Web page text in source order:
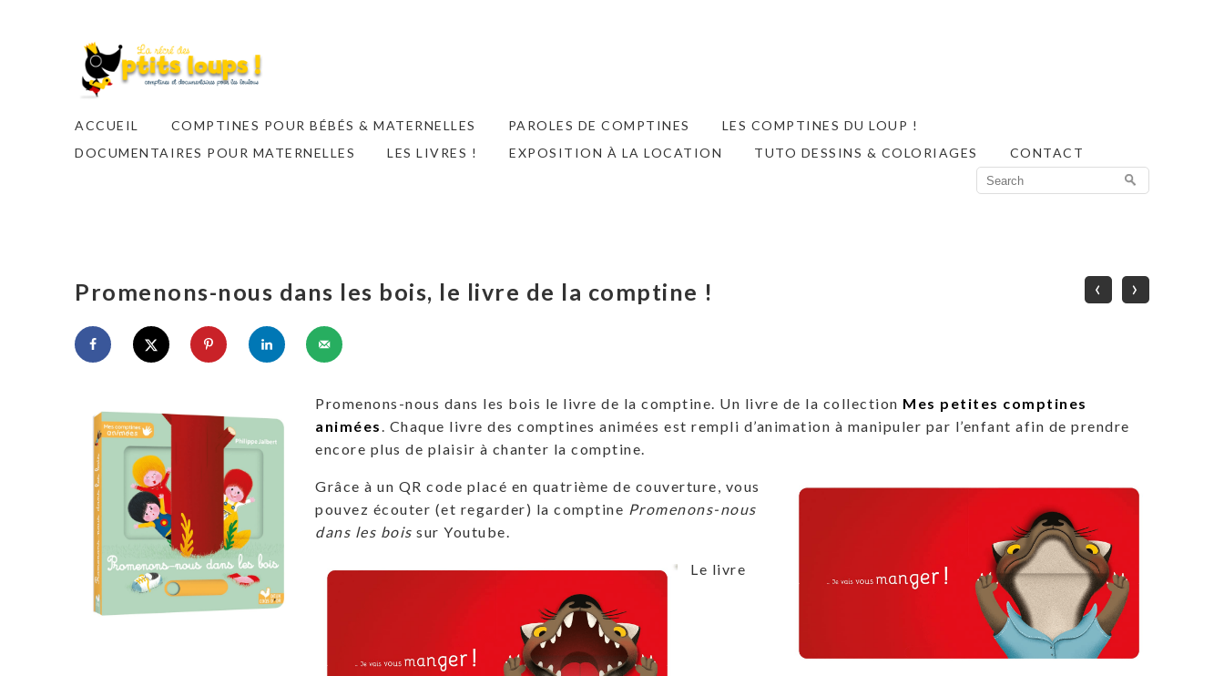
ACCUEIL COMPTINES POUR BÉBÉS & MATERNELLES PAROLES DE COMPTINES
LES COMPTINES DU LOUP !
DOCUMENTAIRES POUR MATERNELLES
LES LIVRES ! EXPOSITION À LA LOCATION TUTO DESSINS & COLORIAGES
CONTACT
Search
for:
Promenons-nous dans les bois, le livre de la comptine ! ‹ ›
Promenons-nous dans les bois le livre de la comptine. Un livre de la collection Mes petites comptines
animées
. Chaque livre des comptines animées est rempli d’animation à manipuler par l’enfant afin de prendre
encore plus de plaisir à chanter la comptine.
Grâce à un QR code placé en quatrième de couverture, vous
pouvez écouter (et regarder) la comptine Promenons-nous
dans les bois sur Youtube.
Le livre